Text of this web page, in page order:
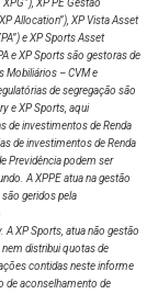
XP PE Gestão
Allocation”), XP Vista Asset
e XP Sports Asset
e XP Sports são gestoras de
Mobiliários – CVM e
de segregação são
e XP Sports, aqui
de investimentos de Renda
de investimentos de Renda
Previdência podem ser
A XPPE atua na gestão
geridos pela
A XP Sports, atua não gestão
distribui quotas de
contidas neste informe
de aconselhamento de